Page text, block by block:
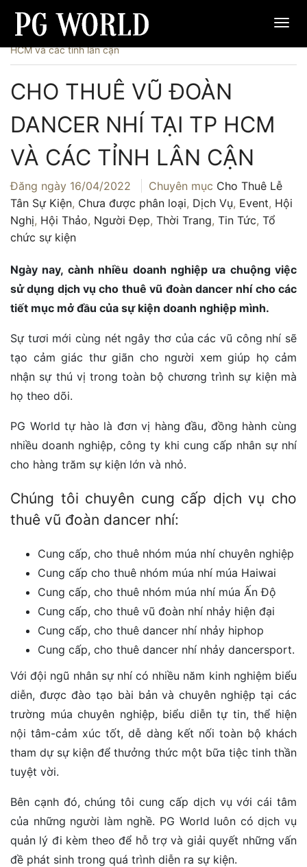
Trang chủ › Dịch Vụ›Cho thuê vũ đoàn dancer nhí tại TP
HCM và các tỉnh lân cận
CHO THUÊ VŨ ĐOÀN
DANCER NHÍ TẠI TP HCM
VÀ CÁC TỈNH LÂN CẬN
Đăng ngày 16/04/2022 Chuyên mục Cho Thuê Lễ
Tân Sự Kiện, Chưa được phân loại, Dịch Vụ, Event, Hội
Nghị, Hội Thảo, Người Đẹp, Thời Trang, Tin Tức, Tổ
chức sự kiện
Ngày nay, cành nhiều doanh nghiệp ưa chuộng việc
sử dụng dịch vụ cho thuê vũ đoàn dancer nhí cho các
tiết mục mở đầu của sự kiện doanh nghiệp mình.
Sự tươi mới cùng nét ngây thơ của các vũ công nhí sẽ
tạo cảm giác thư giãn cho người xem giúp họ cảm
nhận sự thú vị trong toàn bộ chương trình sự kiện mà
họ theo dõi.
PG World tự hào là đơn vị hàng đầu, đồng hành cùng
nhiều doanh nghiệp, công ty khi cung cấp nhân sự nhí
cho hàng trăm sự kiện lớn và nhỏ.
Chúng tôi chuyên cung cấp dịch vụ cho
thuê vũ đoàn dancer nhí:
Cung cấp, cho thuê nhóm múa nhí chuyên nghiệp
Cung cấp cho thuê nhóm múa nhí múa Haiwai
Cung cấp, cho thuê nhóm múa nhí múa Ấn Độ
Cung cấp, cho thuê vũ đoàn nhí nhảy hiện đại
Cung cấp, cho thuê dancer nhí nhảy hiphop
Cung cấp, cho thuê dancer nhí nhảy dancersport.
Với đội ngũ nhân sự nhí có nhiều năm kinh nghiệm biểu
diễn, được đào tạo bài bản và chuyên nghiệp tại các
trường múa chuyên nghiệp, biểu diễn tự tin, thể hiện
nội tâm-cảm xúc tốt, dễ dàng kết nối toàn bộ khách
tham dự sự kiện để thưởng thức một bữa tiệc tinh thần
tuyệt vời.
Bên cạnh đó, chúng tôi cung cấp dịch vụ với cái tâm
của những người làm nghề. PG World luôn có dịch vụ
quản lý đi kèm theo để hỗ trợ và giải quyết những vấn
đề phát sinh trong quá trình diễn ra sự kiện.